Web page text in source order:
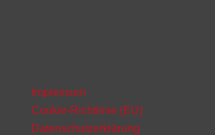
Impressum
Cookie-Richtlinie (EU)
Datenschutzerklärung